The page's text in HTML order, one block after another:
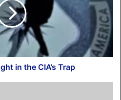
واداشتن “اتحادیه بین
مرجع و سازمان بین
فرمایشی مجلس می
موثر باشد. حداقل این
تواند“موضع گیری
ناسالم و حداکثر آن می
عضویت”و یا“اخراج
in the CIA’s Trap